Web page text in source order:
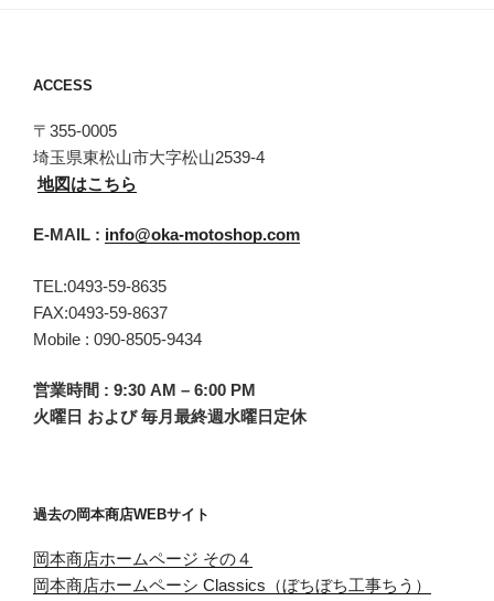
ACCESS
〒355-0005
埼玉県東松山市大字松山2539-4
地図はこちら
E-MAIL : info@oka-motoshop.com
TEL:0493-59-8635
FAX:0493-59-8637
Mobile : 090-8505-9434
営業時間 : 9:30 AM – 6:00 PM
火曜日 および 毎月最終週水曜日定休
過去の岡本商店WEBサイト
岡本商店ホームページ その４
岡本商店ホームペーシ Classics（ぼちぼち工事ちう）